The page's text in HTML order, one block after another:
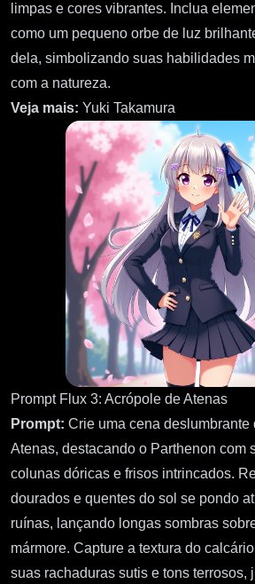
limpas e cores vibrantes. Inclua
como um pequeno orbe de luz
dela, simbolizando suas habilidades
com a natureza.
Veja mais: Yuki Takamura
Prompt Flux 3: Acrópole de Atenas
Prompt: Crie uma cena deslumbrante
Atenas, destacando o Parthenon com
colunas dóricas e frisos intrincados.
dourados e quentes do sol se pondo
ruínas, lançando longas sombras
mármore. Capture a textura do
suas rachaduras sutis e tons terrosos,